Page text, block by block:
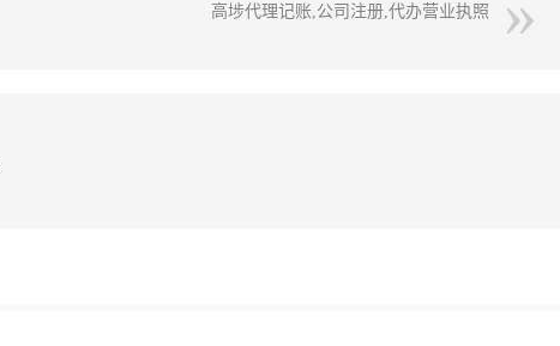
高埗代理记账,公司注册,代办营业执照